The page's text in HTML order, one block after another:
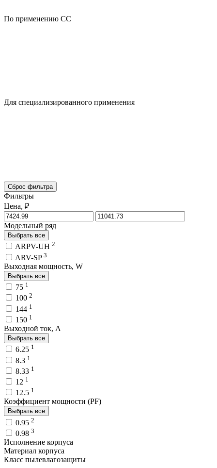
По применению CC
Для специализированного применения
Сброс фильтра
Фильтры
Цена, ₽
Модельный ряд
Выбрать все
ARPV-UH 2
ARV-SP 3
Выходная мощность, W
Выбрать все
75 1
100 2
144 1
150 1
Выходной ток, A
Выбрать все
6.25 1
8.3 1
8.33 1
12 1
12.5 1
Коэффициент мощности (PF)
Выбрать все
0.95 2
0.98 3
Исполнение корпуса
Материал корпуса
Класс пылевлагозащиты